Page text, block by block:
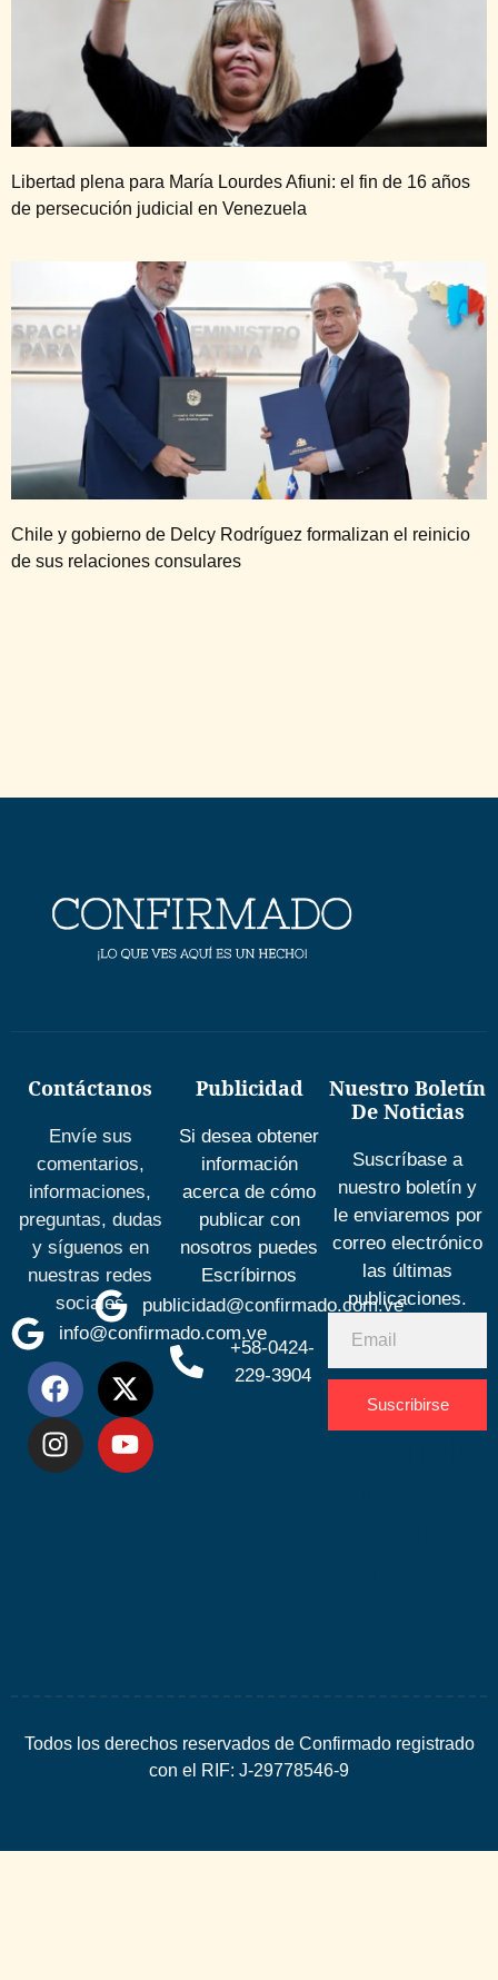
Libertad plena para María Lourdes Afiuni: el fin de 16 años
de persecución judicial en Venezuela
Chile y gobierno de Delcy Rodríguez formalizan el reinicio
de sus relaciones consulares
Contáctanos
Envíe sus
comentarios,
informaciones,
preguntas, dudas
y síguenos en
nuestras redes
sociales
info@confirmado.com.ve
Publicidad
Si desea obtener
información
acerca de cómo
publicar con
nosotros puedes
Escríbirnos
publicidad@confirmado.com.ve
+58-0424-
229-3904
Nuestro Boletín
De Noticias
Suscríbase a
nuestro boletín y
le enviaremos por
correo electrónico
las últimas
publicaciones.
Suscribirse
Todos los derechos reservados de Confirmado registrado
con el RIF: J-29778546-9